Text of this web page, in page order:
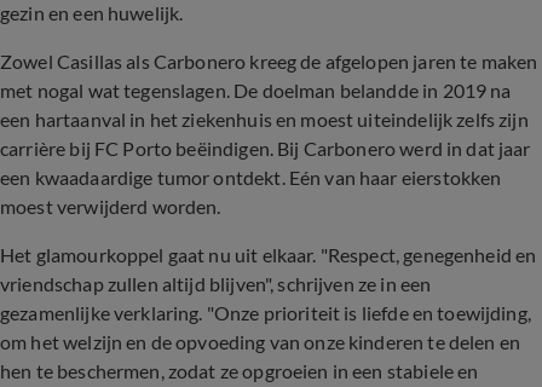
gezin en een huwelijk.
Zowel Casillas als Carbonero kreeg de afgelopen jaren te maken
met nogal wat tegenslagen. De doelman belandde in 2019 na
een hartaanval in het ziekenhuis en moest uiteindelijk zelfs zijn
carrière bij FC Porto beëindigen. Bij Carbonero werd in dat jaar
een kwaadaardige tumor ontdekt. Eén van haar eierstokken
moest verwijderd worden.
Het glamourkoppel gaat nu uit elkaar. "Respect, genegenheid en
vriendschap zullen altijd blijven", schrijven ze in een
gezamenlijke verklaring. "Onze prioriteit is liefde en toewijding,
om het welzijn en de opvoeding van onze kinderen te delen en
hen te beschermen, zodat ze opgroeien in een stabiele en